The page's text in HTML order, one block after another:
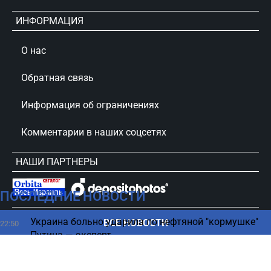
ПОСЛЕДНИЕ НОВОСТИ
22:50
Украина больно ударила по нефтяной "кормушке"
Путина — эксперт
ВСЕ НОВОСТИ
ИНФОРМАЦИЯ
О нас
Обратная связь
Информация об ограничениях
Комментарии в наших соцсетях
НАШИ ПАРТНЕРЫ
сursorinfo.co.il © Все права защищены